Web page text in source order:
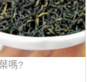
嗎?